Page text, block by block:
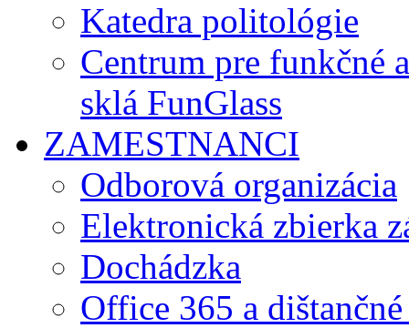
Katedra politológie
Centrum pre funkčné
sklá FunGlass
ZAMESTNANCI
Odborová organizácia
Elektronická zbierka
Dochádzka
Office 365 a